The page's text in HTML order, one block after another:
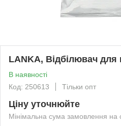
LANKA, Відбілювач для
В наявності
Код: 250613
Тільки опт
Ціну уточнюйте
Мінімальна сума замовлення на